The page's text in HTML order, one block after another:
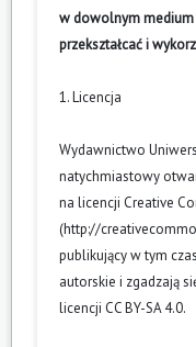
w dowolnym
przekształcać i
1. Licencja
Wydawnictwo
natychmiastowy
na licencji Creative
(http://
publikujący w tym
autorskie i zgadzają
licencji CC BY-SA 4.0.